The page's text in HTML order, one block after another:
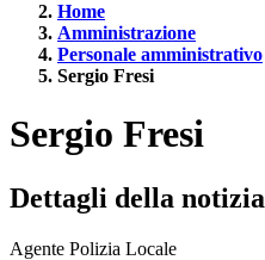
Home
Amministrazione
Personale amministrativo
Sergio Fresi
Sergio Fresi
Dettagli della notizia
Agente Polizia Locale